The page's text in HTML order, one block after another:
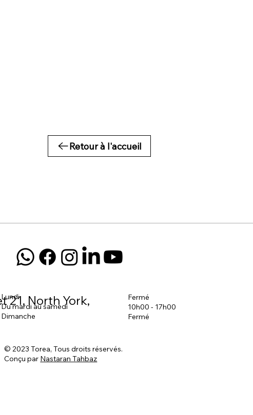
Retour à l'accueil
21, North York,
Lundi
Du mardi au samedi
Dimanche
Fermé
10h00 - 17h00
Fermé
© 2023 Torea, Tous droits réservés.
Conçu par Nastaran Tahbaz